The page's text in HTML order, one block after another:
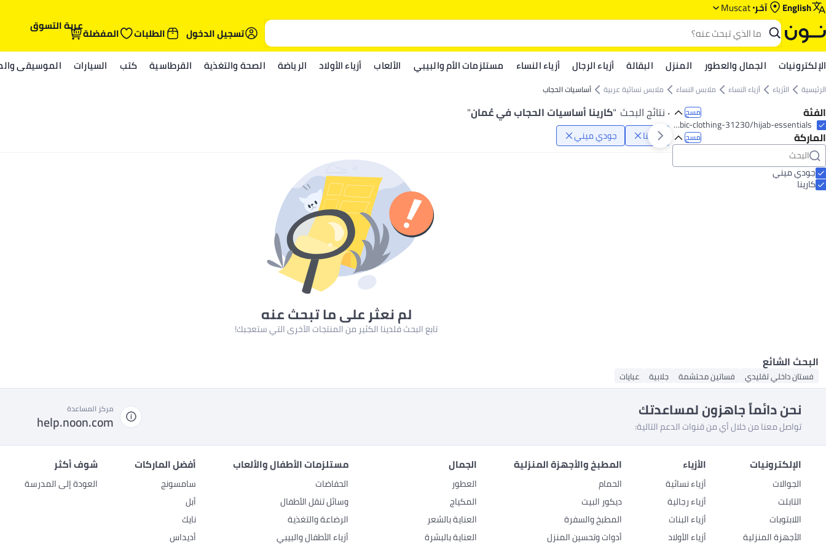
English آخر Muscat
تسجيل الدخول
الطلبات المفضلةعربة التسوق
الإلكترونيات الجمال والعطور المنزل البقالة أزياء الرجال أزياء النساء مستلزمات الأم والبيبي الألعاب أزياء الأولاد الرياضة الصحة والتغذية القرطاسية كتب السيارات الموسيقى
الرئيسية الأزياء أزياء النساء ملابس النساء ملابس نسائية عربية أساسيات الحجاب
الفئة مسح
fashion/women-31229/clothing-16021/arabic-clothing-31230/hijab-essentials
الماركة مسح
جودي ميني
كارينا
٠ نتائج البحث "كارينا أساسيات الحجاب في عُمان"
كارينا جودي ميني
لم نعثر على ما تبحث عنه
تابع البحث فلدينا الكثير من المنتجات الأخرى التي ستعجبك!
البحث الشائع
فستان داخلي تقليدي فساتين محتشمة جلابية عبايات
نحن دائماً جاهزون لمساعدتك
تواصل معنا من خلال أي من قنوات الدعم التالية:
مركز المساعدة
help.noon.com
الإلكترونيات
الجوالات
التابلت
اللابتوبات
الأجهزة المنزلية
الأزياء
أزياء نسائية
أزياء رجالية
أزياء البنات
أزياء الأولاد
المطبخ والأجهزة المنزلية
الحمام
ديكور البيت
المطبخ والسفرة
أدوات وتحسين المنزل
الجمال
العطور
المكياج
العناية بالشعر
العناية بالبشرة
مستلزمات الأطفال والألعاب
الحفاضات
وسائل تنقل الأطفال
الرضاعة والتغذية
أزياء الأطفال والبيبي
أفضل الماركات
سامسونج
أبل
نايك
أديداس
شوف أكثر
العودة إلى المدرسة